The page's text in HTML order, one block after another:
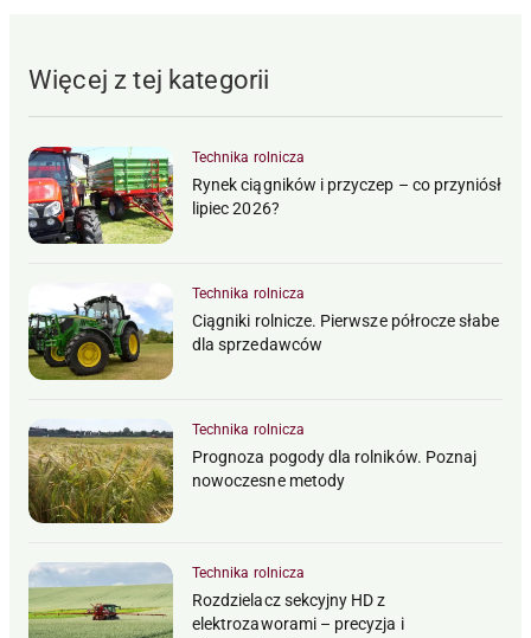
Więcej z tej kategorii
Technika rolnicza
Rynek ciągników i przyczep – co przyniósł
lipiec 2026?
Technika rolnicza
Ciągniki rolnicze. Pierwsze półrocze słabe
dla sprzedawców
Technika rolnicza
Prognoza pogody dla rolników. Poznaj
nowoczesne metody
Technika rolnicza
Rozdzielacz sekcyjny HD z
elektrozaworami – precyzja i